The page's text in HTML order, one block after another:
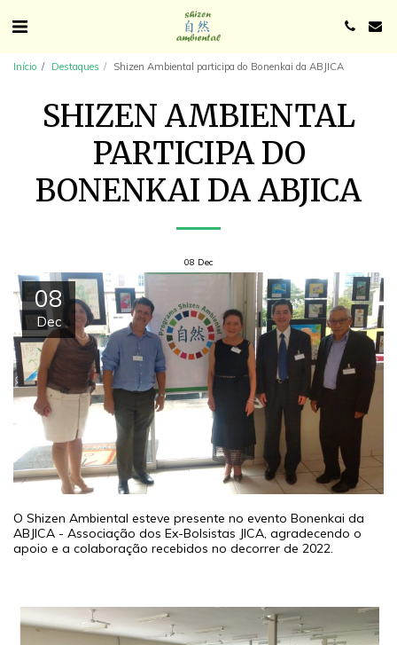
Início Destaques Shizen Ambiental participa do Bonenkai da ABJICA
SHIZEN AMBIENTAL
PARTICIPA DO
BONENKAI DA ABJICA
08 Dec
08
Dec
O Shizen Ambiental esteve presente no evento Bonenkai da
ABJICA - Associação dos Ex-Bolsistas JICA, agradecendo o
apoio e a colaboração recebidos no decorrer de 2022.